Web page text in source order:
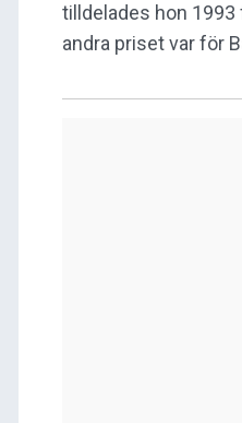
tilldelades hon
andra priset var för